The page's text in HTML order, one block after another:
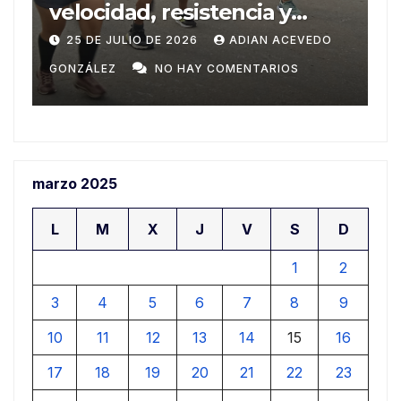
Centroamericanos de Santo
Domingo
20 DE JULIO DE 2026 ADIAN ACEVEDO
GONZÁLEZ NO HAY COMENTARIOS
marzo 2025
L M X J V S D
1
2
3
4 5 6 7 8
9
10
11 12 13 14 15
16
17
18 19 20 21 22
23